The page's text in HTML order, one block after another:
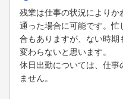
残業は仕事の状況により
通った場合に可能です。
合もありますが、ない時期
変わらないと思います。
休日出勤については、仕事
ません。